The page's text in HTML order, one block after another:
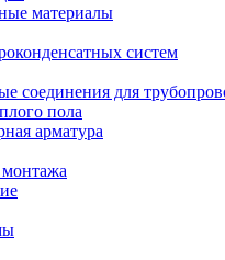
материалы
систем
соединения для
пола
арматура